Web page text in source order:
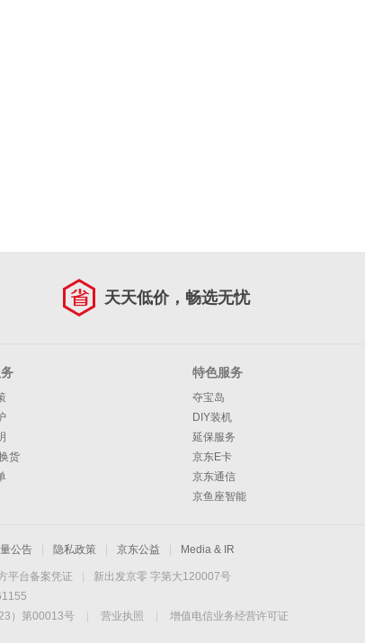
天天低价，畅选无忧
货
特色服务
夺宝岛
DIY装机
延保服务
京东E卡
京东通信
京鱼座智能
公告 隐私政策 京东公益 Media & IR
平台备案凭证
新出发京零 字第大120007号
）第00013号 营业执照
增值电信业务经营许可证